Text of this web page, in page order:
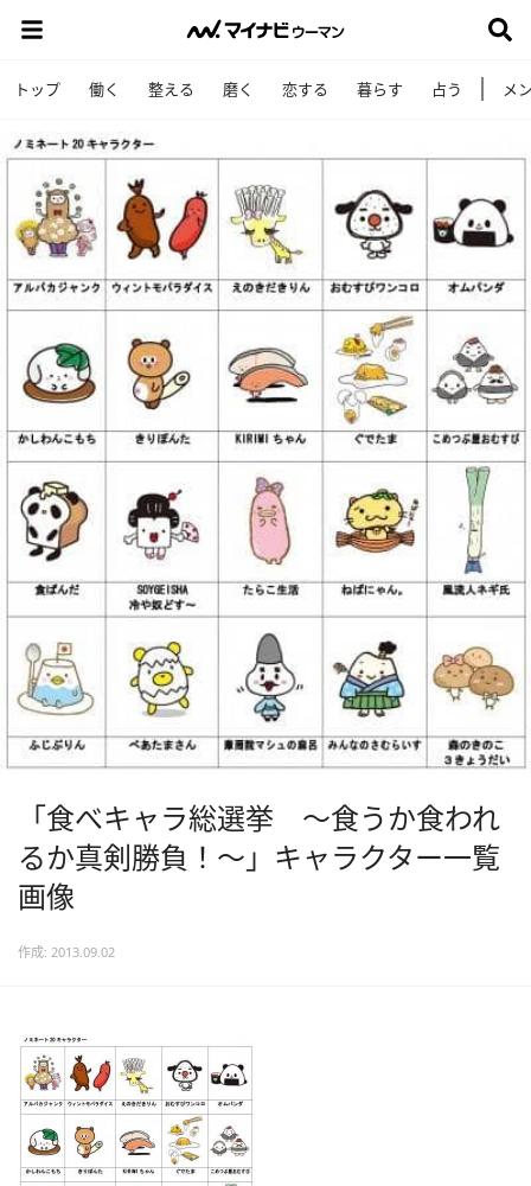
トップ 働く 整える 磨く 恋する 暮らす 占う メ
「食べキャラ総選挙 ～食うか食われ
るか真剣勝負！～」キャラクター一覧
画像
作成: 2013.09.02